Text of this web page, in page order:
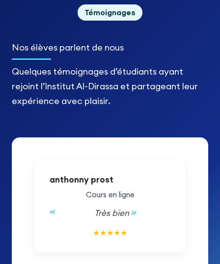
Témoignages
Nos élèves parlent de nous
Quelques témoignages d’étudiants ayant
rejoint l’Institut Al-Dirassa et partageant leur
expérience avec plaisir.
anthonny prost
Cours en ligne
Très bien
★★★★★